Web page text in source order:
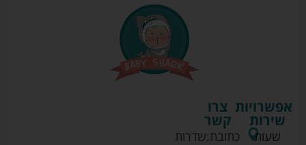
צרו
קשר
כתובת:שדרות
אפשרויות
שירות
שעות